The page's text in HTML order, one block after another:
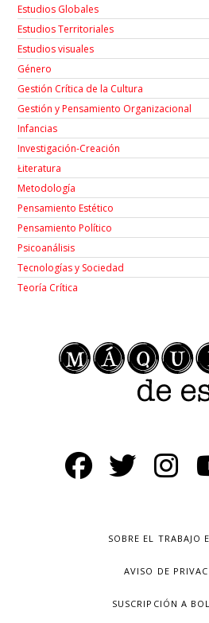
Estudios Globales
Estudios Territoriales
Estudios visuales
Género
Gestión Crítica de la Cultura
Gestión y Pensamiento Organizacional
Infancias
Investigación-Creación
Łiteratura
Metodología
Pensamiento Estético
Pensamiento Político
Psicoanálisis
Tecnologías y Sociedad
Teoría Crítica
SOBRE EL TRABAJO
AVISO DE
SUSCRIPCIÓN A